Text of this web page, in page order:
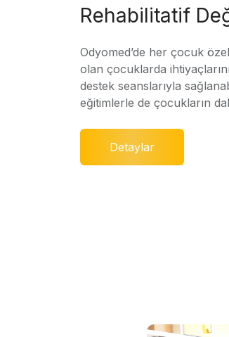
Rehabilitatif
Odyomed’de her çocuk
olan çocuklarda
destek seanslarıyla
eğitimlerle de çocukların
Detaylar